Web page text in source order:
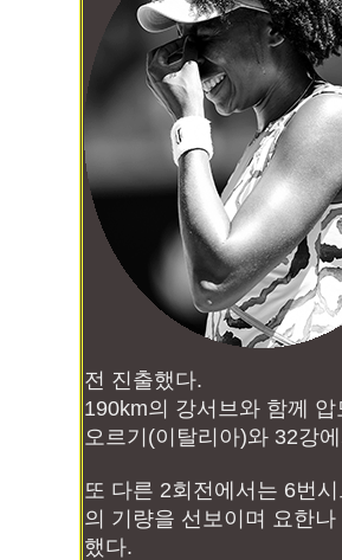
전 진출했다.
190km의 강서브와 함께
오르기(이탈리아)와 32강
또 다른 2회전에서는 6번
의 기량을 선보이며 요한
했다.